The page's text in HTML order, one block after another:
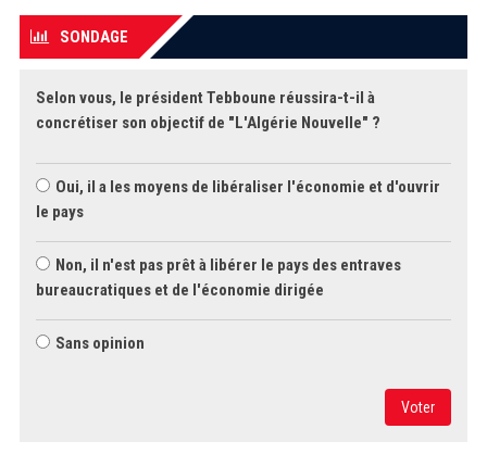
SONDAGE
Selon vous, le président Tebboune réussira-t-il à
concrétiser son objectif de "L'Algérie Nouvelle" ?
Oui, il a les moyens de libéraliser l'économie et d'ouvrir
le pays
Non, il n'est pas prêt à libérer le pays des entraves
bureaucratiques et de l'économie dirigée
Sans opinion
Voter